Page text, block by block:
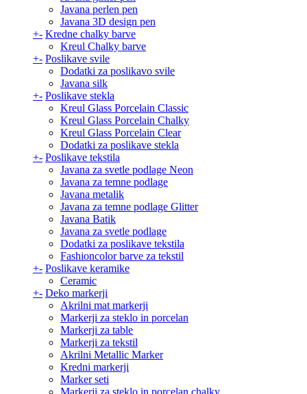
Javana perlen pen
Javana 3D design pen
+- Kredne chalky barve
Kreul Chalky barve
+- Poslikave svile
Dodatki za poslikavo svile
Javana silk
+- Poslikave stekla
Kreul Glass Porcelain Classic
Kreul Glass Porcelain Chalky
Kreul Glass Porcelain Clear
Dodatki za poslikave stekla
+- Poslikave tekstila
Javana za svetle podlage Neon
Javana za temne podlage
Javana metalik
Javana za temne podlage Glitter
Javana Batik
Javana za svetle podlage
Dodatki za poslikave tekstila
Fashioncolor barve za tekstil
+- Poslikave keramike
Ceramic
+- Deko markerji
Akrilni mat markerji
Markerji za steklo in porcelan
Markerji za table
Markerji za tekstil
Akrilni Metallic Marker
Kredni markerji
Marker seti